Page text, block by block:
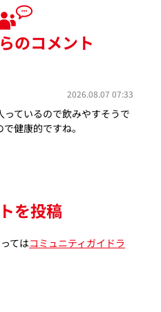
のコメント
2026.08.07 07:33
ているので飲みやすそうで
健康的ですね。
を投稿
てはコミュニティガイドラ